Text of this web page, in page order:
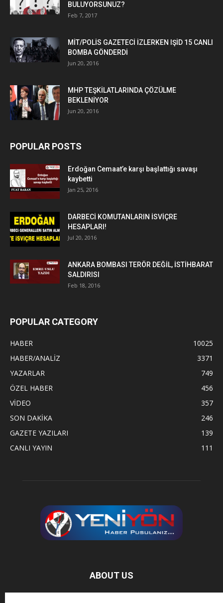
BULUYORSUNUZ?
Feb 7, 2017
MİT/POLİS GAZETECİ İZLERKEN IŞİD 15 CANLI
BOMBA GÖNDERDİ
Jun 20, 2016
MHP TEŞKİLATLARINDA ÇÖZÜLME
BEKLENİYOR
Jun 20, 2016
POPULAR POSTS
Erdoğan Cemaat’e karşı başlattığı savaşı
kaybetti
Jan 25, 2016
DARBECİ KOMUTANLARIN İSVİÇRE
HESAPLARI!
Jul 20, 2016
ANKARA BOMBASI TERÖR DEĞİL, İSTİHBARAT
SALDIRISI
Feb 18, 2016
POPULAR CATEGORY
HABER
10025
HABER/ANALİZ
3371
YAZARLAR
749
ÖZEL HABER
456
VİDEO
357
SON DAKİKA
246
GAZETE YAZILARI
139
CANLI YAYIN
111
ABOUT US